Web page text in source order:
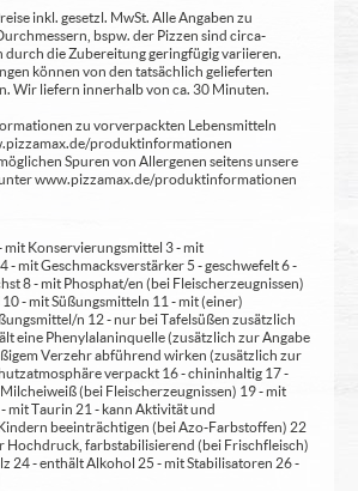
inkl. gesetzl. MwSt. Alle Angaben zu
bspw. der Pizzen sind circa-
durch die Zubereitung geringfügig variieren.
können von den tatsächlich gelieferten
Wir liefern innerhalb von ca. 30 Minuten.
zu vorverpackten Lebensmitteln
produktinformationen
Spuren von Allergenen seitens unsere
www.pizzamax.de/produktinformationen
mit Konservierungsmittel 3 - mit
mit Geschmacksverstärker 5 - geschwefelt 6 -
8 - mit Phosphat/en (bei Fleischerzeugnissen)
- mit Süßungsmitteln 11 - mit (einer)
n 12 - nur bei Tafelsüßen zusätzlich
eine Phenylalaninquelle (zusätzlich zur Angabe
Verzehr abführend wirken (zusätzlich zur
verpackt 16 - chininhaltig 17 -
(bei Fleischerzeugnissen) 19 - mit
mit Taurin 21 - kann Aktivität und
beeinträchtigen (bei Azo-Farbstoffen) 22
Hochdruck, farbstabilisierend (bei Frischfleisch)
24 - enthält Alkohol 25 - mit Stabilisatoren 26 -